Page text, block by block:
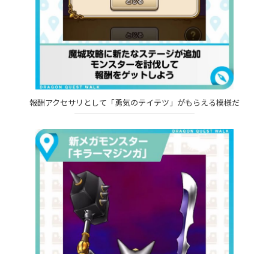
報酬アクセサリとして「勇気のテイテツ」がもらえる模様だ